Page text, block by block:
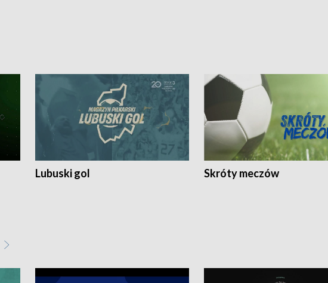
Lubuski gol Skróty meczów